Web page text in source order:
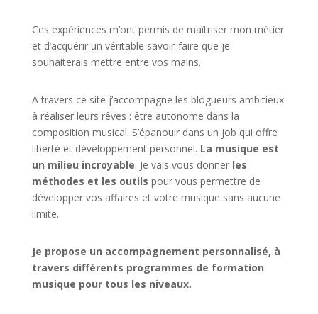
Ces expériences m’ont permis de maîtriser mon métier
et d’acquérir un véritable savoir-faire que je
souhaiterais mettre entre vos mains.
A travers ce site j’accompagne les blogueurs ambitieux
à réaliser leurs rêves : être autonome dans la
composition musical. S’épanouir dans un job qui offre
liberté et développement personnel. La musique est
un milieu incroyable. Je vais vous donner les
méthodes et les outils pour vous permettre de
développer vos affaires et votre musique sans aucune
limite.
Je propose un accompagnement personnalisé, à
travers différents programmes de formation
musique pour tous les niveaux.